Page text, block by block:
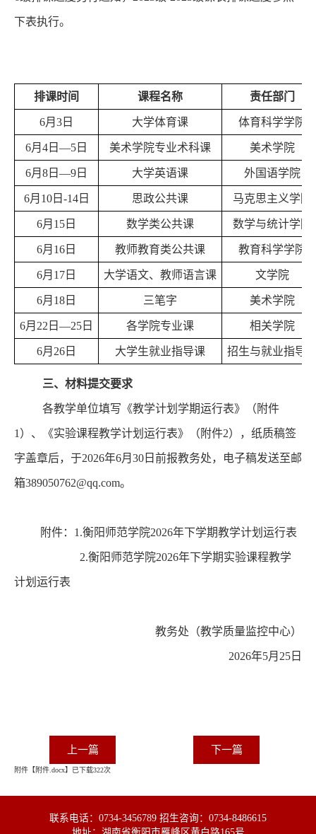
下表执行。
排课时间 课程名称 责任部门
6月3日 大学体育课 体育科学学院
6月 4 日 —5 日 美术学院专业术科课 美术学院
6月8日—9日 大学英语课 外国语学院
6月10日-14日 思政公共课 马克思主义学院
6月 15 日 数学类公共课 数学与统计学院
6月 16 日 教师教育类公共课 教育科学学院
6月 17 日 大学语文、教师语言课 文学院
6月18日 三笔字 美术学院
6月22日—25日 各学院专业课 相关学院
6月26日 大学生就业指导课 招生与就业指导
三、材料提交要求
各教学单位填写《教学计划学期运行表》（附件
1）、《实验课程教学计划运行表》（附件2） ， 纸质稿签
字盖章后， 于2026年6月 30 日 前报教务处，电子稿发送至邮
箱389050762@qq.com。
附件： 1.衡阳师范学院2026年下学期教学计划运行表
2.衡阳师范学院2026年下学期实验课程教学
计划运行表
教务处（教学质量监控中心）
2026年5月 25 日
上一篇 下一篇
附件【 附件.docx】已下载322次
联系电话：0734-3456789 招生咨询：0734-8486615
地址：湖南省衡阳市雁峰区黄白路165号